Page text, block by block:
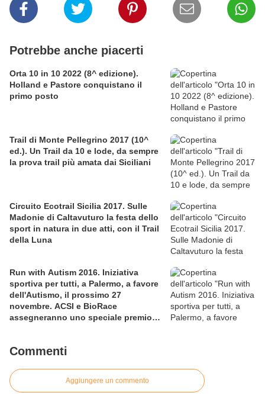
Potrebbe anche piacerti
Orta 10 in 10 2022 (8^ edizione).
Holland e Pastore conquistano il
primo posto
Trail di Monte Pellegrino 2017 (10^
ed.). Un Trail da 10 e lode, da sempre
la prova trail più amata dai Siciliani
Circuito Ecotrail Sicilia 2017. Sulle
Madonie di Caltavuturo la festa dello
sport in natura in due atti, con il Trail
della Luna
Run with Autism 2016. Iniziativa
sportiva per tutti, a Palermo, a favore
dell'Autismo, il prossimo 27
novembre. ACSI e BioRace
assegneranno uno speciale premio
Commenti
Aggiungere un commento